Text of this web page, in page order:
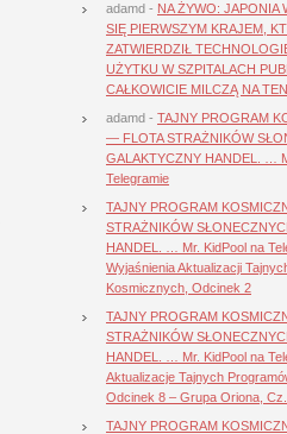
adamd - NA ŻYWO: JAPONIA
SIĘ PIERWSZYM KRAJEM,
ZATWIERDZIŁ
UŻYTKU W SZPITALACH
CAŁKOWICIE MILCZĄ NA
adamd - TAJNY PROGRAM
— FLOTA STRAŻNIKÓW
GALAKTYCZNY HANDEL. …
Telegramie
TAJNY PROGRAM
STRAŻNIKÓW
HANDEL. … Mr. KidPool na
Wyjaśnienia Aktualizacji
Kosmicznych, Odcinek 2
TAJNY PROGRAM
STRAŻNIKÓW
HANDEL. … Mr. KidPool na
Aktualizacje Tajnych
Odcinek 8 – Grupa Oriona, Cz.
TAJNY PROGRAM